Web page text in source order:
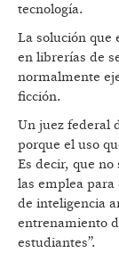
tecnología.
La solución que
en librerías de
normalmente
ficción.
Un juez federal
porque el uso
Es decir, que
las emplea para
de inteligencia
entrenamiento
estudiantes”.